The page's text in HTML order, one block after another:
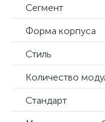
Сегмент
Форма корпуса
Стиль
Количество
Стандарт